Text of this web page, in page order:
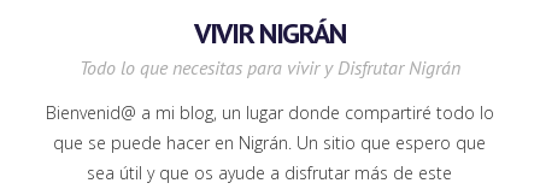
VIVIR NIGRÁN
Todo lo que necesitas para vivir y Disfrutar Nigrán
Bienvenid@ a mi blog, un lugar donde compartiré todo lo
que se puede hacer en Nigrán. Un sitio que espero que
sea útil y que os ayude a disfrutar más de este